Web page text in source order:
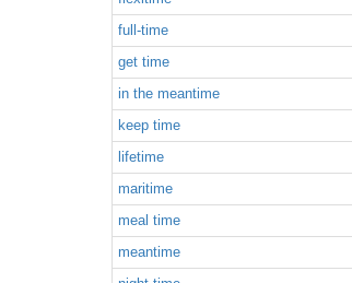
full-time
get time
in the meantime
keep time
lifetime
maritime
meal time
meantime